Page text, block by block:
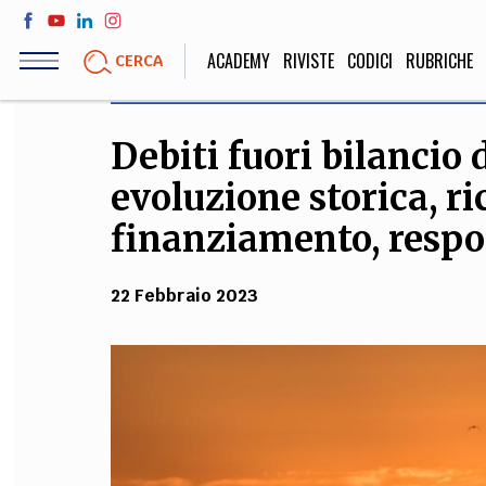
Salta
contenuto
CERCA ACADEMY RIVISTE CODICI RUBRICHE
LIFE STYLE
Sport, Cucina, Viaggi,
Moda
SOCIETÀ
Politica,
Educazione,
STORIA E
Debiti fuori bilancio
evoluzione storica,
finanziamento,
22 Febbraio 2023